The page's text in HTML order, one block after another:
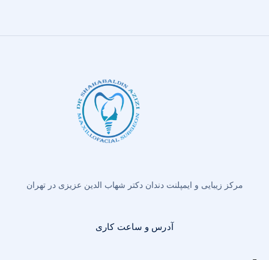
مرکز زیبایی و ایمپلنت دندان دکتر شهاب الدین عزیزی در تهران
آدرس و ساعت کاری